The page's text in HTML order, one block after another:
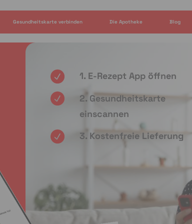
Gesundheitskarte verbinden Die Apotheke Blog
1. E-Rezept App öffnen
2. Gesundheitskarte
einscannen
3. Kostenfreie Lieferung